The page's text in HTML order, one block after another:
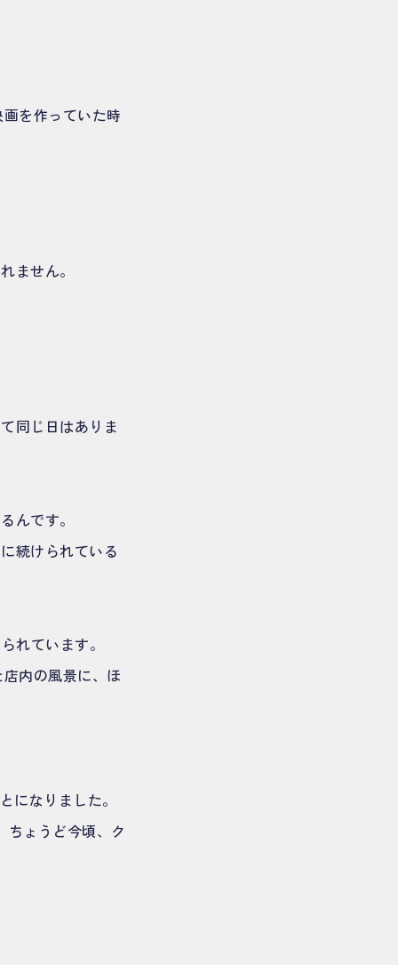
を作っていた時
ません。
同じ日はありま
んです。
続けられている
れています。
内の風景に、ほ
になりました。
ちょうど今頃、ク